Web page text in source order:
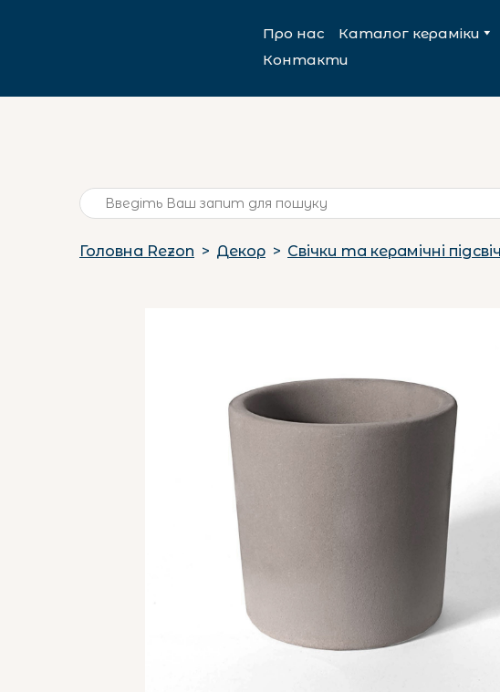
Про нас Каталог кераміки
Контакти
Головна Rezon Декор Свічки та керамічні